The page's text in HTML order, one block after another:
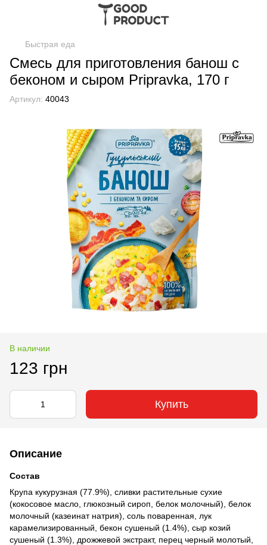
Быстрая еда
Смесь для приготовления банош с
беконом и сыром Pripravka, 170 г
Артикул: 40043
В наличии
123 грн
Купить
Описание
Состав
Крупа кукурузная (77.9%), сливки растительные сухие
(кокосовое масло, глюкозный сироп, белок молочный), белок
молочный (казеинат натрия), соль поваренная, лук
карамелизированный, бекон сушеный (1.4%), сыр козий
сушеный (1.3%), дрожжевой экстракт, перец черный молотый,